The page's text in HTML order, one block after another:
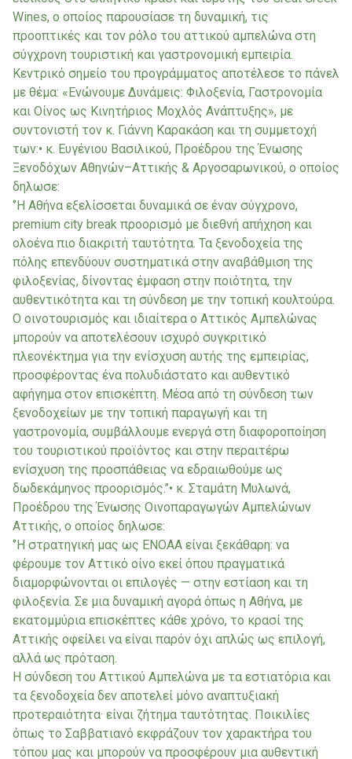
Wines, ο οποίος παρουσίασε τη δυναμική, τις
προοπτικές και τον ρόλο του αττικού αμπελώνα στη
σύγχρονη τουριστική και γαστρονομική εμπειρία.
Κεντρικό σημείο του προγράμματος αποτέλεσε το πάνελ
με θέμα: «Ενώνουμε Δυνάμεις: Φιλοξενία, Γαστρονομία
και Οίνος ως Κινητήριος Μοχλός Ανάπτυξης», με
συντονιστή τον κ. Γιάννη Καρακάση και τη συμμετοχή
των:• κ. Ευγένιου Βασιλικού, Προέδρου της Ένωσης
Ξενοδόχων Αθηνών–Αττικής & Αργοσαρωνικού, ο οποίος
δηλωσε:
‘’Η Αθήνα εξελίσσεται δυναμικά σε έναν σύγχρονο,
premium city break προορισμό με διεθνή απήχηση και
ολοένα πιο διακριτή ταυτότητα. Τα ξενοδοχεία της
πόλης επενδύουν συστηματικά στην αναβάθμιση της
φιλοξενίας, δίνοντας έμφαση στην ποιότητα, την
αυθεντικότητα και τη σύνδεση με την τοπική κουλτούρα.
Ο οινοτουρισμός και ιδιαίτερα ο Αττικός Αμπελώνας
μπορούν να αποτελέσουν ισχυρό συγκριτικό
πλεονέκτημα για την ενίσχυση αυτής της εμπειρίας,
προσφέροντας ένα πολυδιάστατο και αυθεντικό
αφήγημα στον επισκέπτη. Μέσα από τη σύνδεση των
ξενοδοχείων με την τοπική παραγωγή και τη
γαστρονομία, συμβάλλουμε ενεργά στη διαφοροποίηση
του τουριστικού προϊόντος και στην περαιτέρω
ενίσχυση της προσπάθειας να εδραιωθούμε ως
δωδεκάμηνος προορισμός.’’• κ. Σταμάτη Μυλωνά,
Προέδρου της Ένωσης Οινοπαραγωγών Αμπελώνων
Αττικής, ο οποίος δηλωσε:
‘’Η στρατηγική μας ως ΕΝΟΑΑ είναι ξεκάθαρη: να
φέρουμε τον Αττικό οίνο εκεί όπου πραγματικά
διαμορφώνονται οι επιλογές — στην εστίαση και τη
φιλοξενία. Σε μια δυναμική αγορά όπως η Αθήνα, με
εκατομμύρια επισκέπτες κάθε χρόνο, το κρασί της
Αττικής οφείλει να είναι παρόν όχι απλώς ως επιλογή,
αλλά ως πρόταση.
Η σύνδεση του Αττικού Αμπελώνα με τα εστιατόρια και
τα ξενοδοχεία δεν αποτελεί μόνο αναπτυξιακή
προτεραιότητα· είναι ζήτημα ταυτότητας. Ποικιλίες
όπως το Σαββατιανό εκφράζουν τον χαρακτήρα του
τόπου μας και μπορούν να προσφέρουν μια αυθεντική